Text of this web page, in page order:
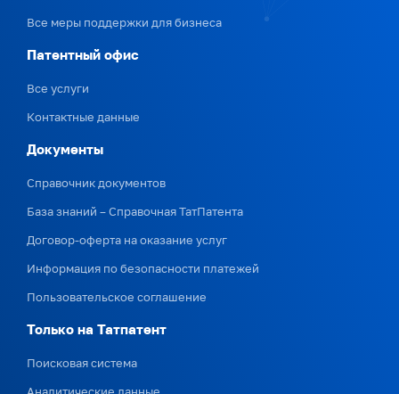
Все меры поддержки для бизнеса
Патентный офис
Все услуги
Контактные данные
Документы
Справочник документов
База знаний – Справочная ТатПатента
Договор-оферта на оказание услуг
Информация по безопасности платежей
Пользовательское соглашение
Только на Татпатент
Поисковая система